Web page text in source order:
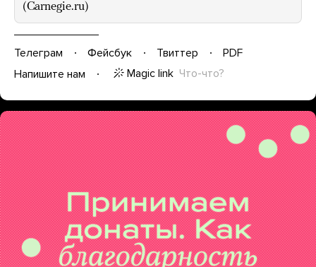
(Carnegie.ru)
Телеграм Фейсбук Твиттер
PDF
Напишите нам
Magic link Что-что?